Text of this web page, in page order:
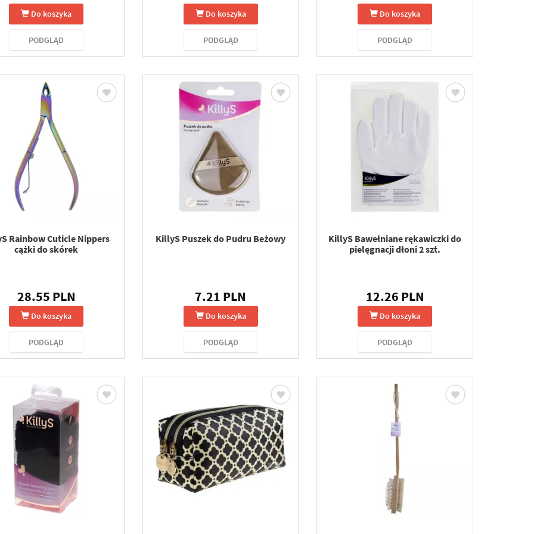
Do koszyka
PODGLĄD
Do koszyka
PODGLĄD
Do koszyka
PODGLĄD
Rainbow Cuticle Nippers
cążki do skórek
28.55 PLN
Do koszyka
PODGLĄD
KillyS Puszek do Pudru Beżowy
7.21 PLN
Do koszyka
PODGLĄD
KillyS Bawełniane rękawiczki do
pielęgnacji dłoni 2 szt.
12.26 PLN
Do koszyka
PODGLĄD